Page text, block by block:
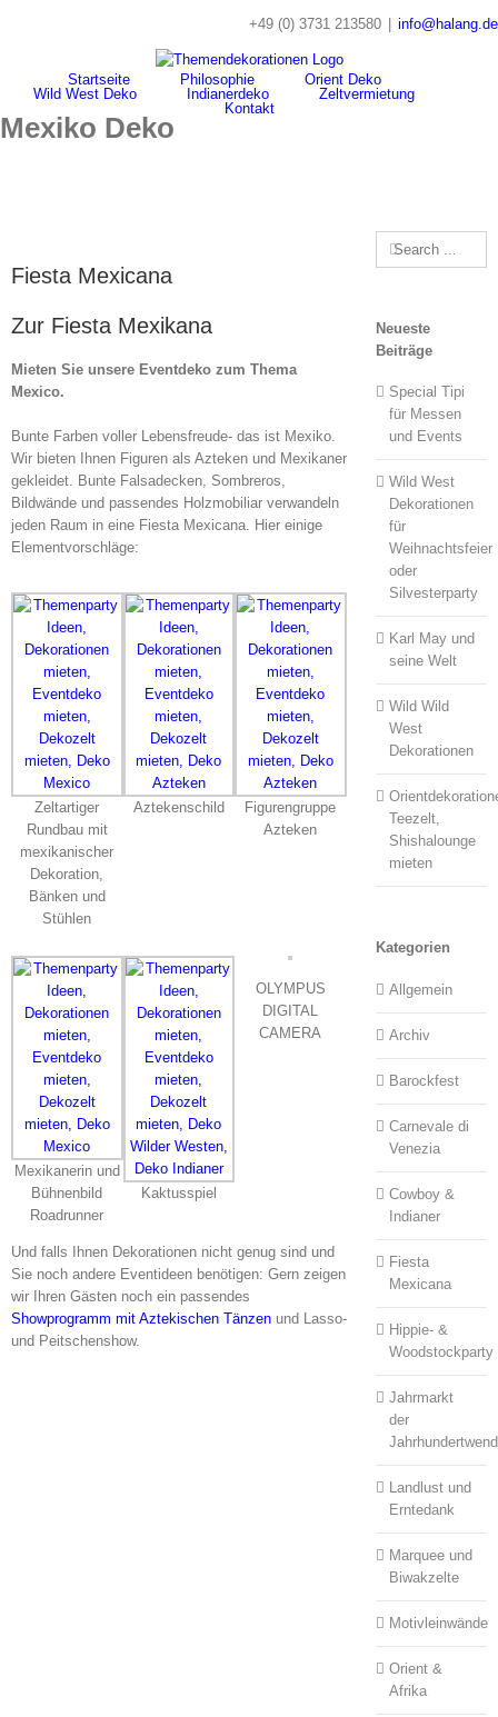
+49 (0) 3731 213580 info@halang.de
Startseite Philosophie
Orient Deko
Wild West Deko
Indianerdeko
Zeltvermietung
Kontakt
Mexiko Deko
Fiesta Mexicana
Zur Fiesta Mexikana
Mieten Sie unsere Eventdeko zum Thema
Mexico.
Bunte Farben voller Lebensfreude- das ist Mexiko.
Wir bieten Ihnen Figuren als Azteken und Mexikaner
gekleidet. Bunte Falsadecken, Sombreros,
Bildwände und passendes Holzmobiliar verwandeln
jeden Raum in eine Fiesta Mexicana. Hier einige
Elementvorschläge:
Zeltartiger
Rundbau mit
mexikanischer
Dekoration,
Bänken und
Stühlen
Aztekenschild
Figurengruppe
Azteken
Mexikanerin und
Bühnenbild
Roadrunner
Kaktusspiel
OLYMPUS
DIGITAL
CAMERA
Und falls Ihnen Dekorationen nicht genug sind und
Sie noch andere Eventideen benötigen: Gern zeigen
wir Ihren Gästen noch ein passendes
Showprogramm mit Aztekischen Tänzen und Lasso-
und Peitschenshow.
Search
for:
Neueste
Beiträge
Special Tipi
für Messen
und Events
Wild West
Dekorationen
für
Weihnachtsfeier
oder
Silvesterparty
Karl May und
seine Welt
Wild Wild
West
Dekorationen
Teezelt,
Shishalounge
mieten
Kategorien
Allgemein
Archiv
Barockfest
Carnevale di
Venezia
Cowboy &
Indianer
Fiesta
Mexicana
Hippie- &
Woodstockparty
Jahrmarkt
der
Landlust und
Erntedank
Marquee und
Biwakzelte
Motivleinwände
Orient &
Afrika